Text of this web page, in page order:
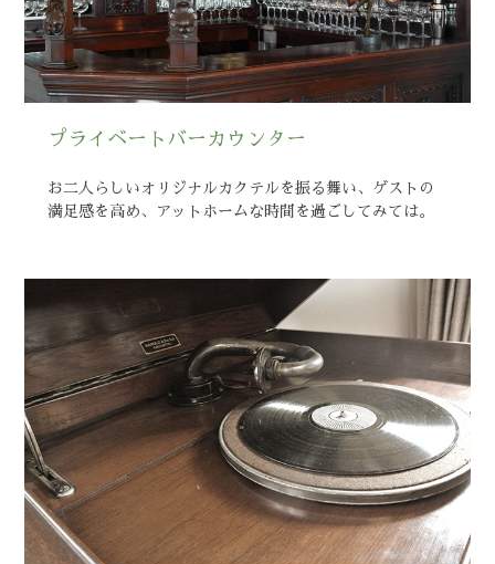
プライベートバーカウンター
お二人らしいオリジナルカクテルを振る舞い、ゲストの
満足感を高め、アットホームな時間を過ごしてみては。